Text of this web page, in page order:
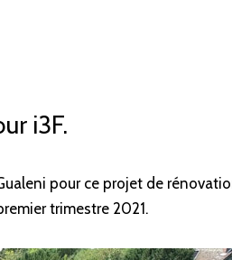
i3F.
pour ce projet de
trimestre 2021.